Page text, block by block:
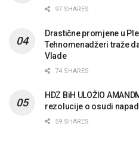
97 SHARES
Drastične promjene u
Tehnomenadžeri traže
Vlade
74 SHARES
HDZ BiH ULOŽIO
rezolucije o osudi
59 SHARES